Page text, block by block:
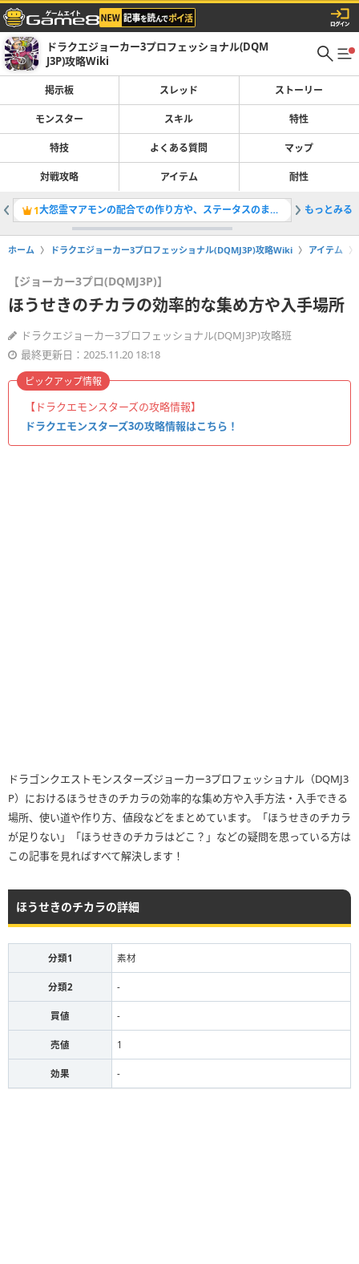
ドラクエジョーカー3プロフェッショナル(DQM
J3P)攻略Wiki
掲示板 スレッド ストーリー
モンスター スキル 特性
特技 よくある質問 マップ
対戦攻略 アイテム 耐性
1 大怨霊マアモンの配合での作り方や、ステータスのまとめ 2Wi-Fiの
もっとみる
ホーム ドラクエジョーカー3プロフェッショナル(DQMJ3P)攻略Wiki アイテム
【ジョーカー3プロ(DQMJ3P)】
ほうせきのチカラの効率的な集め方や入手場所
ドラクエジョーカー3プロフェッショナル(DQMJ3P)攻略班
最終更新日：2025.11.20 18:18
【ドラクエモンスターズの攻略情報】
ドラクエモンスターズ3の攻略情報はこちら！
ピックアップ情報
ドラゴンクエストモンスターズジョーカー3プロフェッショナル（DQMJ3
P）におけるほうせきのチカラの効率的な集め方や入手方法・入手できる
場所、使い道や作り方、値段などをまとめています。「ほうせきのチカラ
が足りない」「ほうせきのチカラはどこ？」などの疑問を思っている方は
この記事を見ればすべて解決します！
ほうせきのチカラの詳細
分類1 素材
分類2 -
買値 -
売値 1
効果 -